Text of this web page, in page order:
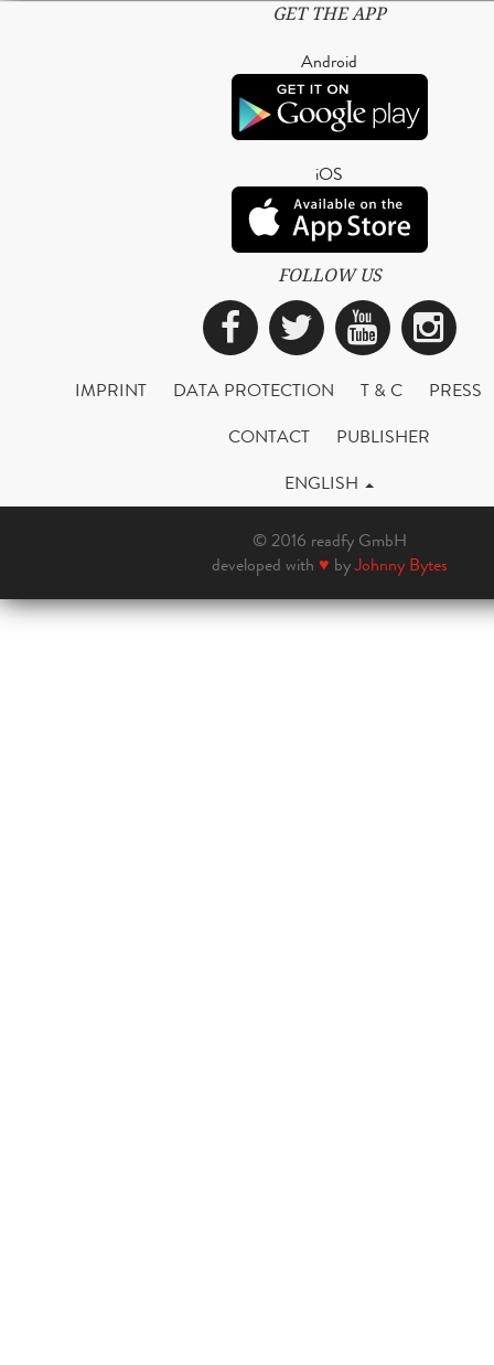
GET THE APP
Android
iOS
FOLLOW US
Facebook
Twitter
IMPRINT DATA PROTECTION T & C
PRESS
CONTACT
PUBLISHER
ENGLISH
© 2016 readfy GmbH
developed with ♥ byJohnny Bytes